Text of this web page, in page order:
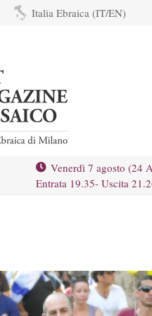
Italia Ebraica (IT/EN)
Venerdì 7 agosto (24
Entrata 19.35- Uscita